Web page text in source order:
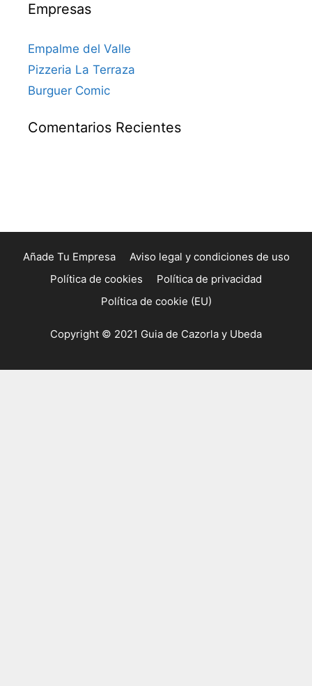
Empresas
Empalme del Valle
Pizzeria La Terraza
Burguer Comic
Comentarios Recientes
Añade Tu Empresa
Aviso legal y condiciones de uso
Política de cookies
Política de privacidad
Política de cookie (EU)
Copyright © 2021 Guia de Cazorla y Ubeda